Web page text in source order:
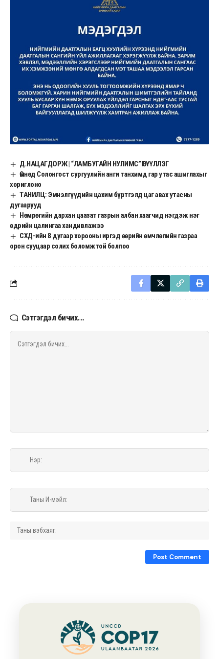
Д.НАЦАГДОРЖ | “ЛАМБУГАЙН НУЛИМС” ӨГҮҮЛЛЭГ
Өмнөд Солонгост сургуулийн анги танхимд гар утас ашиглахыг
хориглоно
ТАНИЛЦ: Эмнэлгүүдийн цахим бүртгэлд цаг авах утасны
дугаарууд
Нөмрөгийн дархан цаазат газрын албан хаагчид нэгдэж нэг
өдрийн цалингаа хандивлажээ
СХД-ийн 8 дугаар хорооны иргэд өөрийн өмчлөлийн газраа
орон сууцаар солих боломжтой боллоо
Сэтгэгдэл бичих...